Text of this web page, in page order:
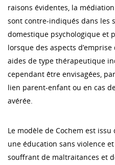
raisons évidentes, la
sont contre-indiqués dans les
domestique psychologique et
lorsque des aspects
aides de type thérapeutique
cependant être envisagées,
lien parent-enfant ou en cas
avérée.
Le modèle de Cochem est
une éducation sans violence
souffrant de maltraitances et